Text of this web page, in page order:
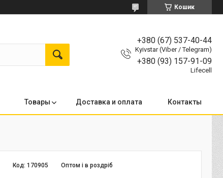
Кошик
+380 (67) 537-40-44
Kyivstar (Viber / Telegram)
+380 (93) 157-91-09
Lifecell
Товары Доставка и оплата Контакты
Оптом і в роздріб
Код:170905